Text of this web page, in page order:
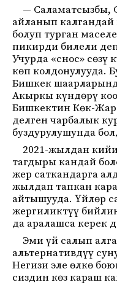
— Саламатсызбы,
айланып калгандай
болуп турган
пикирди билели
Учурда «снос»
көп колдонулууда.
Бишкек
Акыркы күндөрү
Бишкектин Көк-
делген чарбалык
буздурулушунда
2021-жылдан
тагдыры кандай
жер саткандарга
жылдап тапкан
айтышууда. Үйлөр
жергиликтүү
да аралашса керек
Эми үй салып
альтернативдүү
Негизи эле өлкө
сиздин көз караш